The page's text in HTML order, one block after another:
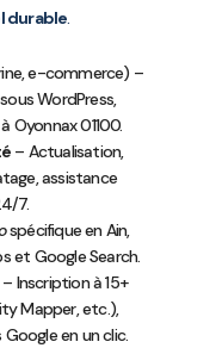
durable.
e-commerce) –
WordPress,
Oyonnax 01100.
– Actualisation,
assistance
7.
spécifique en Ain,
et Google Search.
Inscription à 15+
Mapper, etc.),
en un clic.